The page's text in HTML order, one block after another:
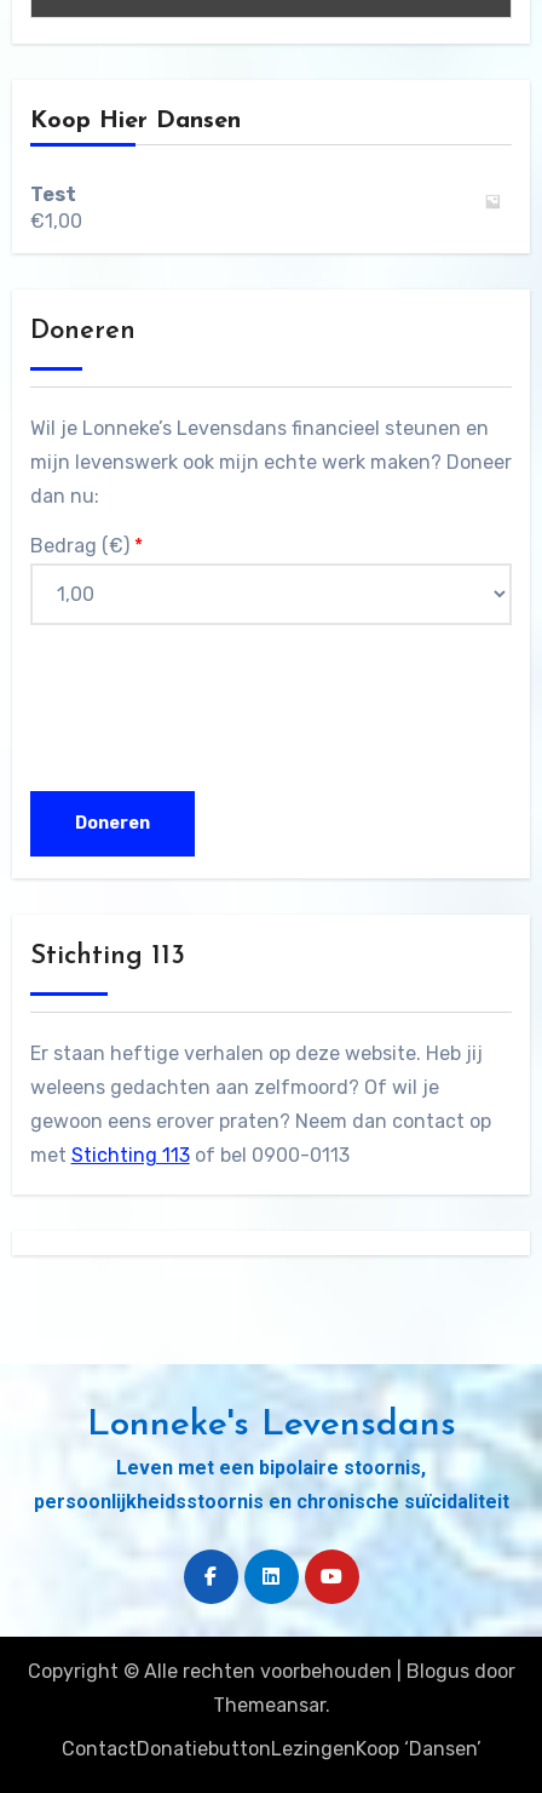
Koop Hier Dansen
Test
€1,00
Doneren
Wil je Lonneke’s Levensdans financieel steunen en
mijn levenswerk ook mijn echte werk maken? Doneer
dan nu:
Bedrag (€) *
Stichting 113
Er staan heftige verhalen op deze website. Heb jij
weleens gedachten aan zelfmoord? Of wil je
gewoon eens erover praten? Neem dan contact op
met Stichting 113of bel 0900-0113
Lonneke's Levensdans
Leven met een bipolaire stoornis,
persoonlijkheidsstoornis en chronische suïcidaliteit
Copyright © Alle rechten voorbehouden Blogusdoor
Themeansar.
ContactDonatiebuttonLezingenKoop ‘Dansen’